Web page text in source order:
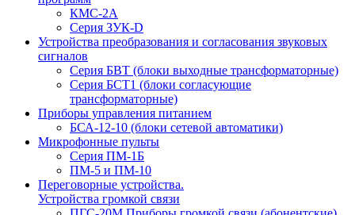
КМС-2А
Серия ЗУК-D
Устройства преобразования и согласования звуковых
сигналов
Серия БВТ (блоки выходные трансформаторные)
Серия БСТ1 (блоки согласующие
трансформаторные)
Приборы управления питанием
БСА-12-10 (блоки сетевой автоматики)
Микрофонные пульты
Серия ПМ-1Б
ПМ-5 и ПМ-10
Переговорные устройства.
Устройства громкой связи